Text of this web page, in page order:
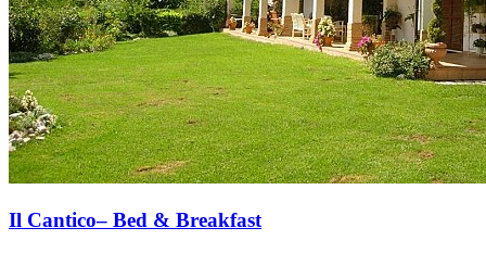
Il Cantico– Bed & Breakfast